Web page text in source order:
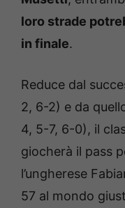
loro strade
in finale.
Reduce dal
2, 6-2) e da
4, 5-7, 6-0), il
giocherà il pass
l’ungherese
57 al mondo